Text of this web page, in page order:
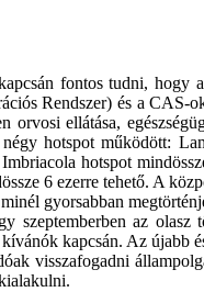
fontos tudni, hogy
Rendszer) és a
ellátása,
hotspot működött:
hotspot
6 ezerre tehető. A
gyorsabban
az
kapcsán. Az újabb
visszafogadni